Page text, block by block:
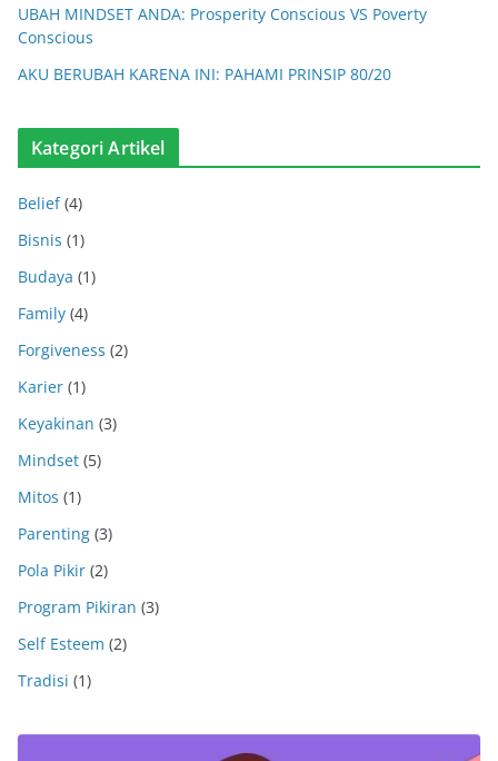
UBAH MINDSET ANDA: Prosperity Conscious VS Poverty
Conscious
AKU BERUBAH KARENA INI: PAHAMI PRINSIP 80/20
Kategori Artikel
Belief(4)
Bisnis (1)
Budaya (1)
Family (4)
Forgiveness (2)
Karier (1)
Keyakinan (3)
Mindset (5)
Mitos (1)
Parenting (3)
Pola Pikir (2)
Program Pikiran (3)
Self Esteem (2)
Tradisi (1)